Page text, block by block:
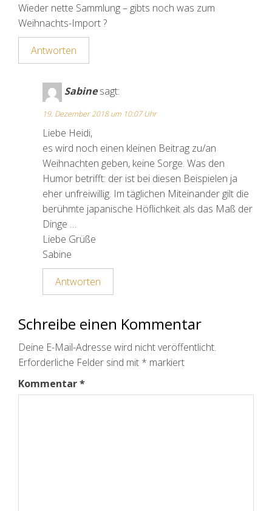
Wieder nette Sammlung – gibts noch was zum
Weihnachts-Import ?
Antworten
Sabine sagt:
19. Dezember 2018 um 10:07 Uhr
Liebe Heidi,
es wird noch einen kleinen Beitrag zu/an
Weihnachten geben, keine Sorge. Was den
Humor betrifft: der ist bei diesen Beispielen ja
eher unfreiwillig. Im täglichen Miteinander gilt die
berühmte japanische Höflichkeit als das Maß der
Dinge …
Liebe Grüße
Sabine
Antworten
Schreibe einen Kommentar
Deine E-Mail-Adresse wird nicht veröffentlicht.
Erforderliche Felder sind mit * markiert
Kommentar*